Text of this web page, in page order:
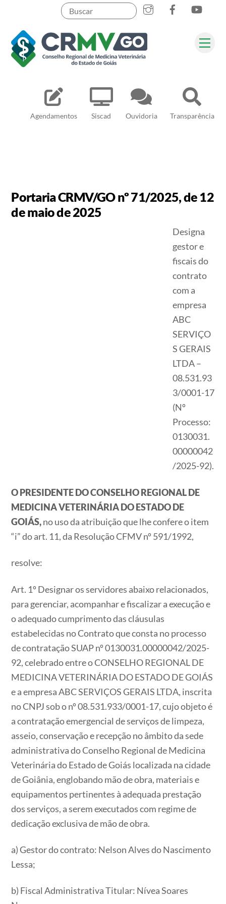
content
Agendamentos Siscad Ouvidoria Transparência
Pesquisar
Portaria CRMV/GO nº 71/2025, de 12
de maio de 2025
Designa
gestor e
fiscais do
contrato
com a
empresa
ABC
SERVIÇO
S GERAIS
LTDA –
08.531.93
3/0001-17
(Nº
Processo:
0130031.
00000042
/2025-92).
O PRESIDENTE DO CONSELHO REGIONAL DE
MEDICINA VETERINÁRIA DO ESTADO DE
GOIÁS,no uso da atribuição que lhe confere o item
“i” do art. 11, da Resolução CFMV nº 591/1992,
resolve:
Art. 1º Designar os servidores abaixo relacionados,
para gerenciar, acompanhar e fiscalizar a execução e
o adequado cumprimento das cláusulas
estabelecidas no Contrato que consta no processo
de contratação SUAP nº 0130031.00000042/2025-
92, celebrado entre o CONSELHO REGIONAL DE
MEDICINA VETERINÁRIA DO ESTADO DE GOIÁS
e a empresa ABC SERVIÇOS GERAIS LTDA, inscrita
no CNPJ sob o nº 08.531.933/0001-17, cujo objeto é
a contratação emergencial de serviços de limpeza,
asseio, conservação e recepção no âmbito da sede
administrativa do Conselho Regional de Medicina
Veterinária do Estado de Goiás localizada na cidade
de Goiânia, englobando mão de obra, materiais e
equipamentos pertinentes à adequada prestação
dos serviços, a serem executados com regime de
dedicação exclusiva de mão de obra.
a) Gestor do contrato: Nelson Alves do Nascimento
Lessa;
b) Fiscal Administrativa Titular: Nívea Soares